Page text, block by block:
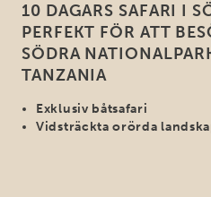
10 DAGARS SAFARI I
PERFEKT FÖR ATT
SÖDRA
TANZANIA
Exklusiv båtsafari
Vidsträckta orörda